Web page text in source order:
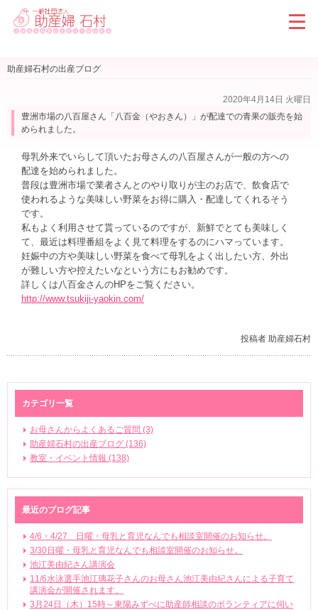
助産婦石村の出産ブログ
2020年4月14日 火曜日
豊洲市場の八百屋さん「八百金（やおきん）」が配達での青果の販売を始
められました。
母乳外来でいらして頂いたお母さんの八百屋さんが一般の方への
配達を始められました。
普段は豊洲市場で業者さんとのやり取りが主のお店で、飲食店で
使われるような美味しい野菜をお得に購入・配達してくれるそう
です。
私もよく利用させて貰っているのですが、新鮮でとても美味しく
て、最近は料理番組をよく見て料理をするのにハマっています。
妊娠中の方や美味しい野菜を食べて母乳をよく出したい方、外出
が難しい方や控えたいなという方にもお勧めです。
詳しくは八百金さんのHPをご覧ください。
http://www.tsukiji-yaokin.com/
投稿者 助産婦石村
カテゴリ一覧
お母さんからよくあるご質問 (3)
助産婦石村の出産ブログ (136)
教室・イベント情報 (138)
最近のブログ記事
4/6・4/27 日曜・母乳と育児なんでも相談室開催のお知らせ。
3/30日曜・母乳と育児なんでも相談室開催のお知らせ。
池江美由紀さん講演会
11/6水泳選手池江璃花子さんのお母さん池江美由紀さんによる子育て
講演会が開催されます。
3月24日（木）15時～東陽みずべに助産師相談のボランティアに伺い